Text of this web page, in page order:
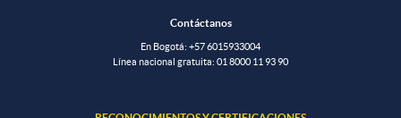
Contáctanos
En Bogotá: +57 6015933004
Línea nacional gratuita: 01 8000 11 93 90